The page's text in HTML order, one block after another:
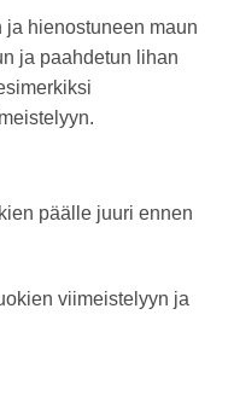
hienostuneen maun
ja paahdetun lihan
päälle juuri ennen
viimeistelyyn ja